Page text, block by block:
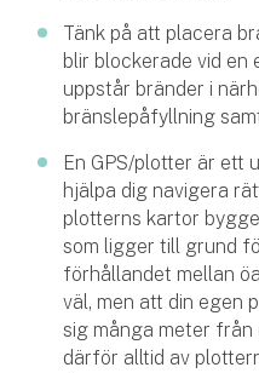
Bilförsäkring för företag
Släpvagnsförsäkring
Drönarförsäkring
För förmedlare
Gruppförsäkringar
Kommunolycksfall
Försäkring via förmedlare
Tänk på att placera
blir blockerade vid en
uppstår bränder i
bränslepåfyllning
En GPS/plotter är ett
hjälpa dig navigera
plotterns kartor
som ligger till grund
förhållandet mellan
väl, men att din egen
sig många meter från
därför alltid av